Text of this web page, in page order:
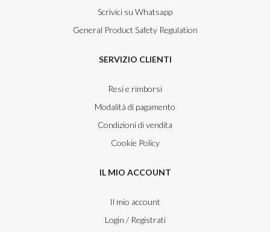
Scrivici su Whatsapp
General Product Safety Regulation
SERVIZIO CLIENTI
Resi e rimborsi
Modalità di pagamento
Condizioni di vendita
Cookie Policy
IL MIO ACCOUNT
Il mio account
Login / Registrati